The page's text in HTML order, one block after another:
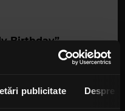
publicitate Despre
Birthday”
Song”